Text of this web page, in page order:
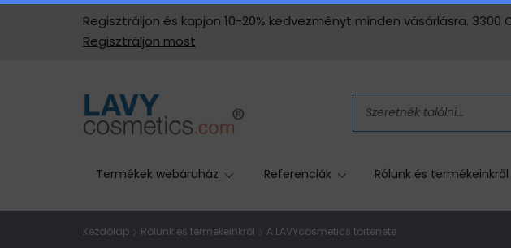
Regisztráljon és kapjon 10-20% kedvezményt minden vásárlásra. 3300
Regisztráljon most
Termékek webáruház Referenciák Rólunk és termékeinkről
Kezdőlap Rólunk és termékeinkről A LAVYcosmetics története